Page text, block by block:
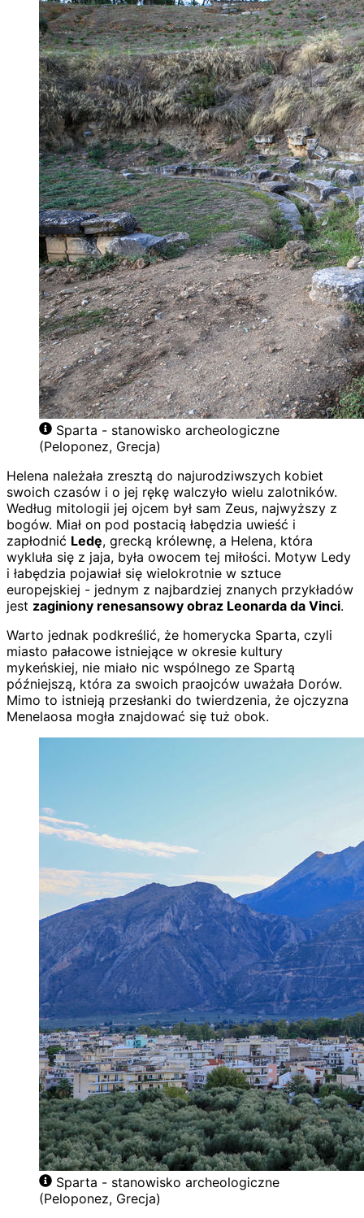
Sparta - stanowisko archeologiczne
(Peloponez, Grecja)
Helena należała zresztą do najurodziwszych kobiet
swoich czasów i o jej rękę walczyło wielu zalotników.
Według mitologii jej ojcem był sam Zeus, najwyższy z
bogów. Miał on pod postacią łabędzia uwieść i
zapłodnić Ledę, grecką królewnę, a Helena, która
wykluła się z jaja, była owocem tej miłości. Motyw Ledy
i łabędzia pojawiał się wielokrotnie w sztuce
europejskiej - jednym z najbardziej znanych przykładów
jest zaginiony renesansowy obraz Leonarda da Vinci.
Warto jednak podkreślić, że homerycka Sparta, czyli
miasto pałacowe istniejące w okresie kultury
mykeńskiej, nie miało nic wspólnego ze Spartą
późniejszą, która za swoich praojców uważała Dorów.
Mimo to istnieją przesłanki do twierdzenia, że ojczyzna
Menelaosa mogła znajdować się tuż obok.
Sparta - stanowisko archeologiczne
(Peloponez, Grecja)